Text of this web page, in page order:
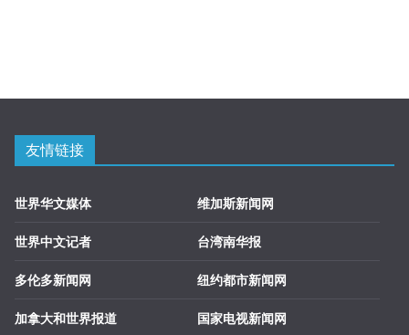
友情链接
世界华文媒体
世界中文记者
多伦多新闻网
加拿大和世界报道
维加斯新闻网
台湾南华报
纽约都市新闻网
国家电视新闻网